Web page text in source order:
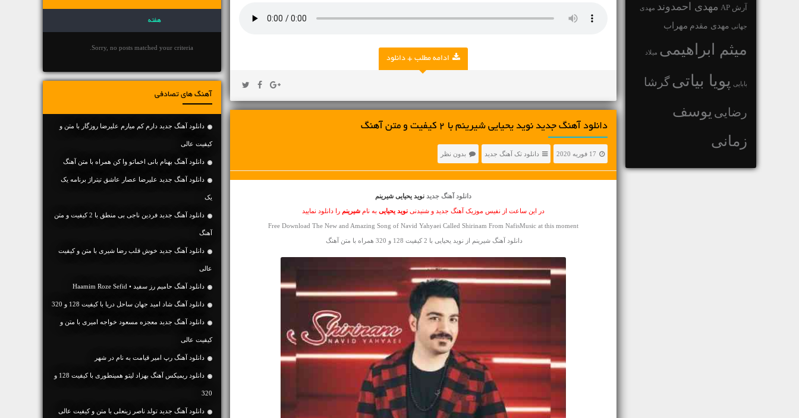
آرش AP مهدی احمدوند مهدی
جهانی مهدی مقدم مهراب
میثم ابراهیمی میلاد
بابایی پویا بیاتیگرشا
رضایی یوسف
زمانی
ادامه مطلب + دانلود
دانلود آهنگ جديد نوید یحیایی شیرینم با 2 کیفیت و متن آهنگ
17 فوریه 2020 دانلود تک آهنگ جدید بدون نظر
دانلود آهنگ جدید نوید یحیایی شیرینم
در این ساعت از نفیس موزیک آهنگ جدید و شنیدنی نوید یحیایی به نام شیرینم را دانلود نمایید
Free Download The New and Amazing Song of Navid Yahyaei Called Shirinam From NafisMusic at this moment
دانلود آهنگ شیرینم از نوید یحیایی با 2 کیفیت 128 و 320 همراه با متن آهنگ
هفته
Sorry, no posts matched your criteria.
آهنگ های تصادفی
دانلود آهنگ جديد دارم کم میارم علیرضا روزگار با متن و
کیفیت عالی
دانلود آهنگ بهنام بانی اخماتو وا کن همراه با متن آهنگ
دانلود آهنگ جدید علیرضا عصار عاشق تیتراژ برنامه یک
یک
دانلود آهنگ جديد فردین ناجی بی منطق با 2 کیفیت و متن
آهنگ
دانلود آهنگ جديد خوش قلب رضا شیری با متن و کیفیت
عالی
دانلود آهنگ حامیم رز سفید • Haamim Roze Sefid
دانلود آهنگ شاد امید جهان ساحل دریا با کیفیت 128 و 320
دانلود آهنگ جديد معجزه مسعود خواجه امیری با متن و
کیفیت عالی
دانلود آهنگ رپ امیر قیامت به نام در شهر
دانلود ریمیکس آهنگ بهزاد لیتو همینطوری با کیفیت 128 و
320
دانلود آهنگ جديد تولد ناصر زینعلی با متن و کیفیت عالی